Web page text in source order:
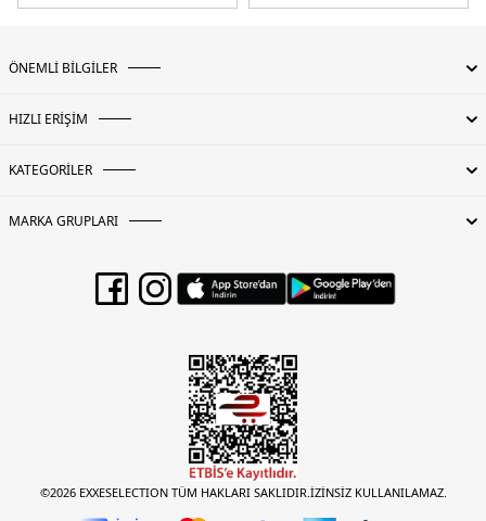
ÖNEMLİ BİLGİLER
HIZLI ERİŞİM
KATEGORİLER
MARKA GRUPLARI
©2026 EXXESELECTION TÜM HAKLARI SAKLIDIR.İZİNSİZ KULLANILAMAZ.